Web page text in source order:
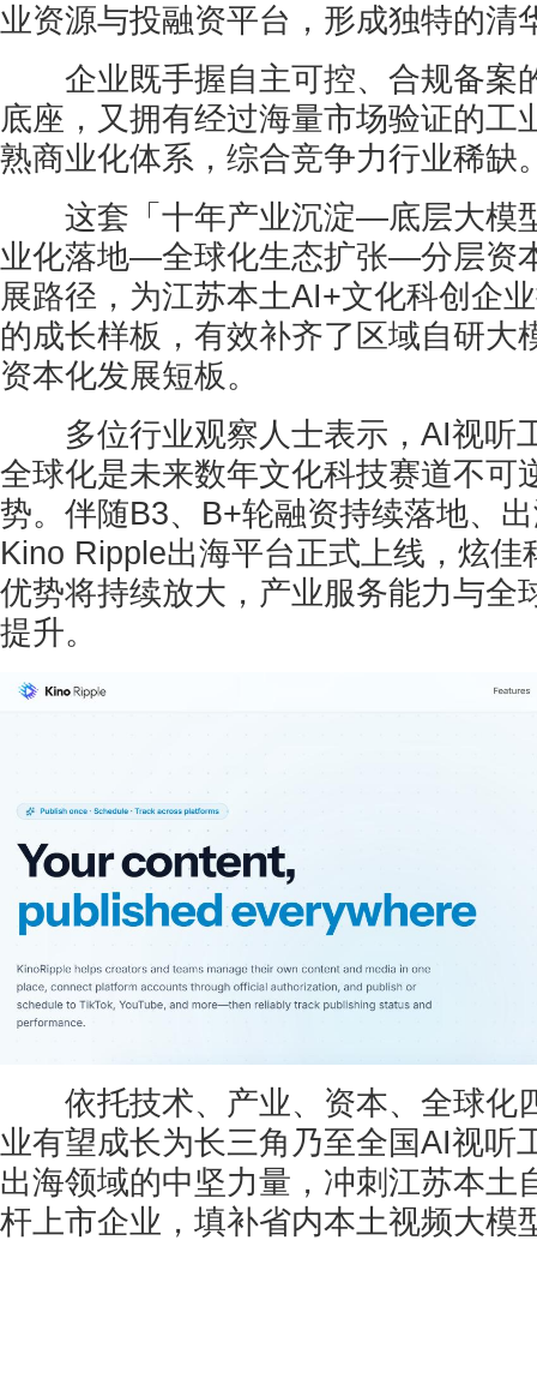
业资源与投融资平台，形成独特的清
企业既手握自主可控、合规备案
底座，又拥有经过海量市场验证的工
熟商业化体系，综合竞争力行业稀缺
这套「十年产业沉淀—底层大模
业化落地—全球化生态扩张—分层资
展路径，为江苏本土AI+文化科创企
的成长样板，有效补齐了区域自研大
资本化发展短板。
多位行业观察人士表示，AI视听
全球化是未来数年文化科技赛道不可
势。伴随B3、B+轮融资持续落地、
Kino Ripple出海平台正式上线，炫佳
优势将持续放大，产业服务能力与全
提升。
依托技术、产业、资本、全球化
业有望成长为长三角乃至全国AI视听
出海领域的中坚力量，冲刺江苏本土
杆上市企业，填补省内本土视频大模